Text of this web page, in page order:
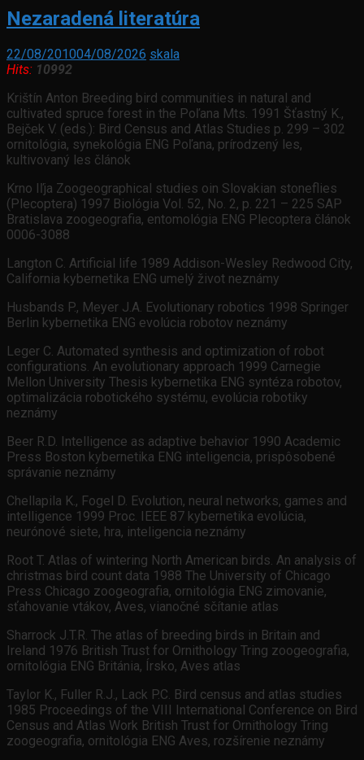
Nezaradená literatúra
22/08/201004/08/2026 skala
Hits: 10992
Krištín Anton Breeding bird communities in natural and
cultivated spruce forest in the Poľana Mts. 1991 Šťastný K.,
Bejček V. (eds.): Bird Census and Atlas Studies p. 299 – 302
ornitológia, synekológia ENG Poľana, prírodzený les,
kultivovaný les článok
Krno Iľja Zoogeographical studies oin Slovakian stoneflies
(Plecoptera) 1997 Biológia Vol. 52, No. 2, p. 221 – 225 SAP
Bratislava zoogeografia, entomológia ENG Plecoptera článok
0006-3088
Langton C. Artificial life 1989 Addison-Wesley Redwood City,
California kybernetika ENG umelý život neznámy
Husbands P., Meyer J.A. Evolutionary robotics 1998 Springer
Berlin kybernetika ENG evolúcia robotov neznámy
Leger C. Automated synthesis and optimization of robot
configurations. An evolutionary approach 1999 Carnegie
Mellon University Thesis kybernetika ENG syntéza robotov,
optimalizácia robotického systému, evolúcia robotiky
neznámy
Beer R.D. Intelligence as adaptive behavior 1990 Academic
Press Boston kybernetika ENG inteligencia, prispôsobené
správanie neznámy
Chellapila K., Fogel D. Evolution, neural networks, games and
intelligence 1999 Proc. IEEE 87 kybernetika evolúcia,
neurónové siete, hra, inteligencia neznámy
Root T. Atlas of wintering North American birds. An analysis of
christmas bird count data 1988 The University of Chicago
Press Chicago zoogeografia, ornitológia ENG zimovanie,
sťahovanie vtákov, Aves, vianočné sčítanie atlas
Sharrock J.T.R. The atlas of breeding birds in Britain and
Ireland 1976 British Trust for Ornithology Tring zoogeografia,
ornitológia ENG Británia, Írsko, Aves atlas
Taylor K., Fuller R.J., Lack P.C. Bird census and atlas studies
1985 Proceedings of the VIII International Conference on Bird
Census and Atlas Work British Trust for Ornithology Tring
zoogeografia, ornitológia ENG Aves, rozšírenie neznámy